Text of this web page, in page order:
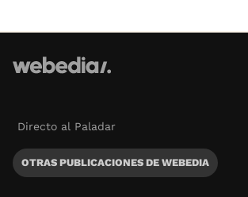
Directo al Paladar
OTRAS PUBLICACIONES DE WEBEDIA